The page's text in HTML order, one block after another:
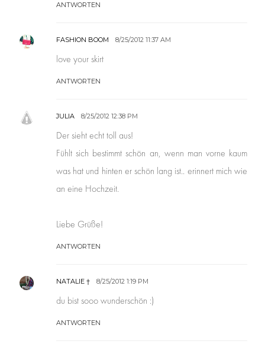
ANTWORTEN
FASHION BOOM 8/25/2012 11:37 AM
love your skirt
ANTWORTEN
JULIA 8/25/2012 12:38 PM
Der sieht echt toll aus!
Fühlt sich bestimmt schön an, wenn man vorne kaum
was hat und hinten er schön lang ist.. erinnert mich wie
an eine Hochzeit.
Liebe Grüße!
ANTWORTEN
NATALIE † 8/25/2012 1:19 PM
du bist sooo wunderschön :)
ANTWORTEN